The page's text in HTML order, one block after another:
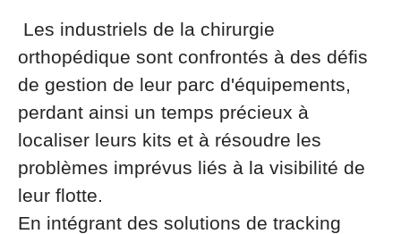
Les industriels de la chirurgie
orthopédique sont confrontés à des défis
de gestion de leur parc d'équipements,
perdant ainsi un temps précieux à
localiser leurs kits et à résoudre les
problèmes imprévus liés à la visibilité de
leur flotte.
En intégrant des solutions de tracking